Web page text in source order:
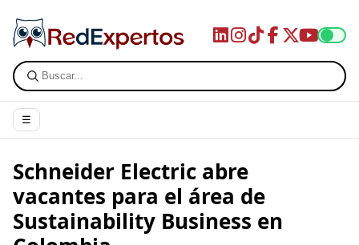
☰
Schneider Electric abre
vacantes para el área de
Sustainability Business en